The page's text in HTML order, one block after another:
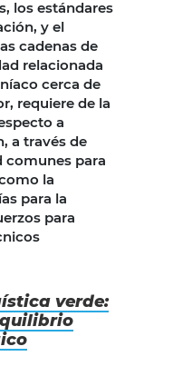
los estándares
y el
cadenas de
relacionada
cerca de
requiere de la
a
a través de
comunes para
la
para la
para
verde: